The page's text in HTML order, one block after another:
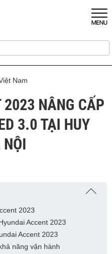
Nam
2023 NÂNG CẤP
3.0 TẠI HUY
2023
Accent 2023
Accent 2023
năng vận hành